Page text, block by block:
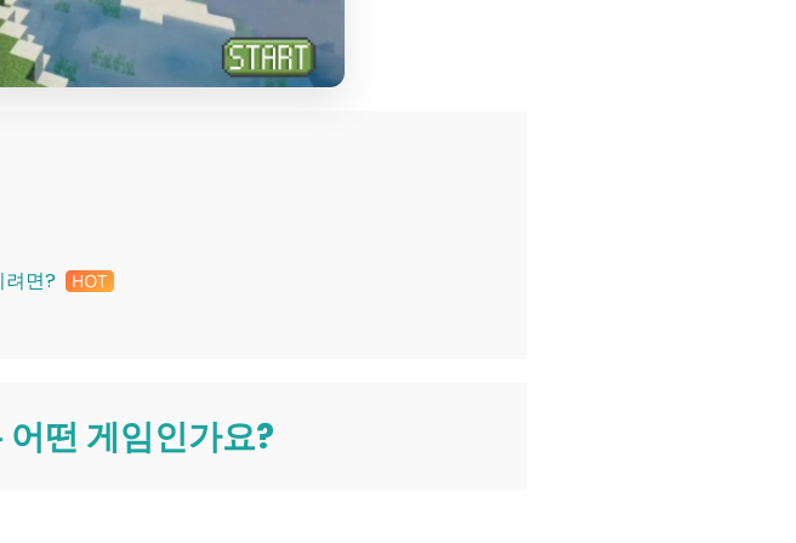
려면?
어떤 게임인가요?